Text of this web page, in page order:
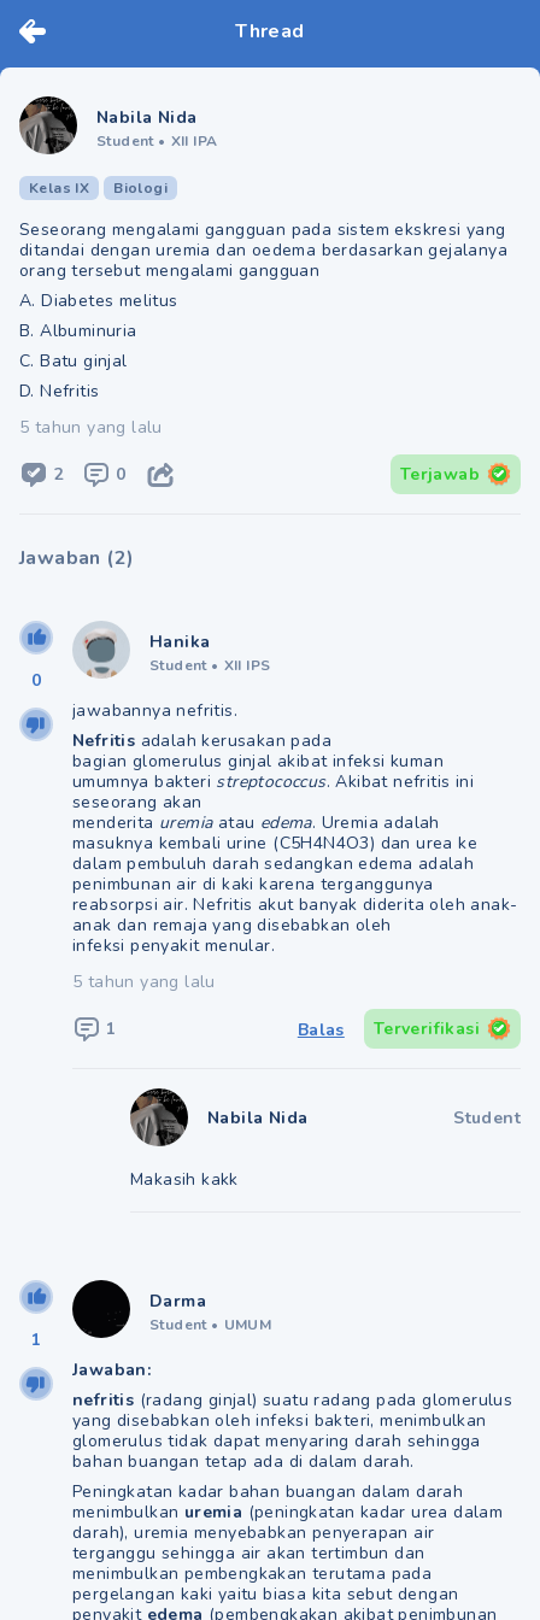
Thread
Nabila Nida
Student • XII IPA
Kelas IX Biologi
Seseorang mengalami gangguan pada sistem ekskresi yang
ditandai dengan uremia dan oedema berdasarkan gejalanya
orang tersebut mengalami gangguan
A. Diabetes melitus
B. Albuminuria
C. Batu ginjal
D. Nefritis
5 tahun yang lalu
2 0 Terjawab
Jawaban (2)
0
Hanika
Student • XII IPS
jawabannya nefritis.
Nefritis adalah kerusakan pada
bagian glomerulus ginjal akibat infeksi kuman
umumnya bakteri streptococcus. Akibat nefritis ini
seseorang akan
menderita uremiaatau edema. Uremia adalah
masuknya kembali urine (C5H4N4O3) dan urea ke
dalam pembuluh darah sedangkan edema adalah
penimbunan air di kaki karena terganggunya
reabsorpsi air. Nefritis akut banyak diderita oleh anak-
anak dan remaja yang disebabkan oleh
infeksi penyakit menular.
5 tahun yang lalu
1 Balas Terverifikasi
Nabila Nida Student
Makasih kakk
1
Darma
Student • UMUM
Jawaban:
nefritis (radang ginjal) suatu radang pada glomerulus
yang disebabkan oleh infeksi bakteri, menimbulkan
glomerulus tidak dapat menyaring darah sehingga
bahan buangan tetap ada di dalam darah.
Peningkatan kadar bahan buangan dalam darah
menimbulkan uremia (peningkatan kadar urea dalam
darah), uremia menyebabkan penyerapan air
terganggu sehingga air akan tertimbun dan
menimbulkan pembengkakan terutama pada
pergelangan kaki yaitu biasa kita sebut dengan
penyakit edema (pembengkakan akibat penimbunan